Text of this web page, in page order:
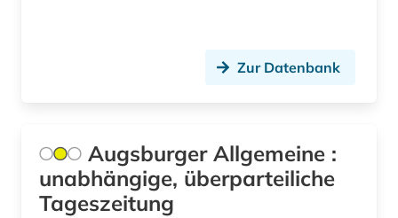
inhalt (1)
innerschweiz (1)
Zur Datenbank
Augsburger Allgemeine :
unabhängige, überparteiliche
Tageszeitung